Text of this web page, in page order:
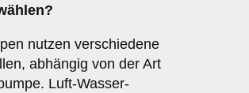
nutzen verschiedene
abhängig von der Art
Luft-Wasser-